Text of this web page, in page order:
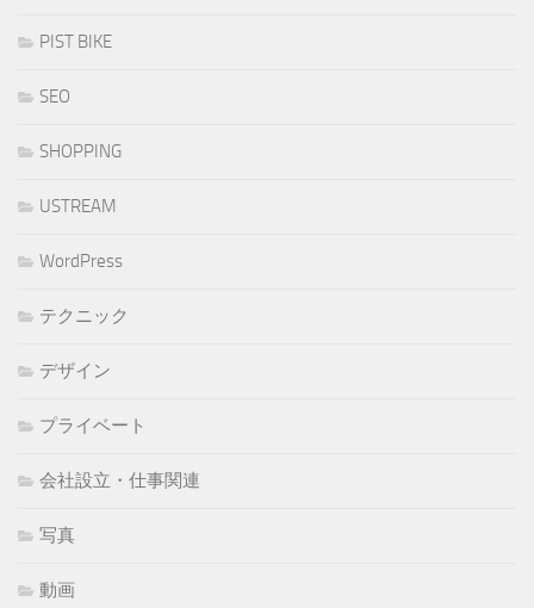
PIST BIKE
SEO
SHOPPING
USTREAM
WordPress
テクニック
デザイン
プライベート
会社設立・仕事関連
写真
動画